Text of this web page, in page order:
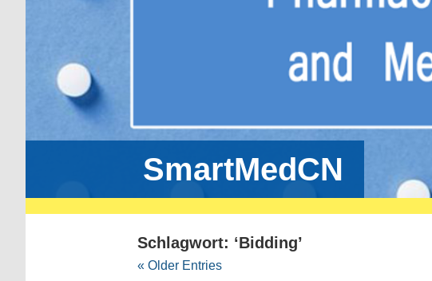
SmartMedCN
Schlagwort: ‘Bidding’
« Older Entries